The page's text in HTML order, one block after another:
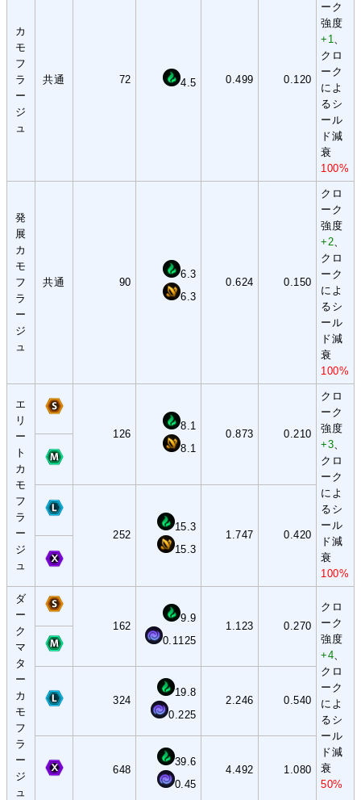
カ
モ
フ
ラ
ー
ジ
ュ
共通 72 4.5 0.499 0.120
ーク
強度
+1、
クロ
ーク
によ
るシ
ール
ド減
衰
100%
発
展
カ
モ
フ
ラ
ー
ジ
ュ
共通 90
6.3
6.3
0.624 0.150
クロ
ーク
強度
+2、
クロ
ーク
によ
るシ
ール
ド減
衰
100%
エ
リ
ー
ト
カ
モ
フ
ラ
ー
ジ
ュ
126
8.1
8.1
0.873 0.210
クロ
ーク
強度
+3、
クロ
ーク
によ
るシ
ール
ド減
衰
100%
252
15.3
15.3
1.747 0.420
ダ
ー
ク
マ
タ
ー
カ
モ
フ
ラ
ー
ジ
ュ
162
9.9
0.1125
1.123 0.270
クロ
ーク
強度
+4、
クロ
ーク
によ
るシ
ール
ド減
衰
50%
324
19.8
0.225
2.246 0.540
648
39.6
0.45
4.492 1.080